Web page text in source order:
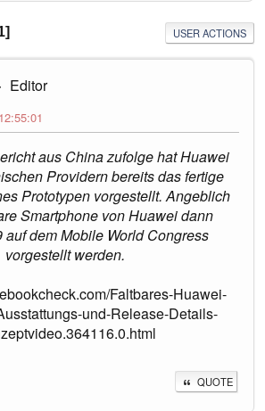
USER ACTIONS
Editor
aus China zufolge hat Huawei
Providern bereits das fertige
Prototypen vorgestellt. Angeblich
Smartphone von Huawei dann
auf dem Mobile World Congress
vorgestellt werden.
Faltbares-Huawei-
und-Release-Details-
QUOTE